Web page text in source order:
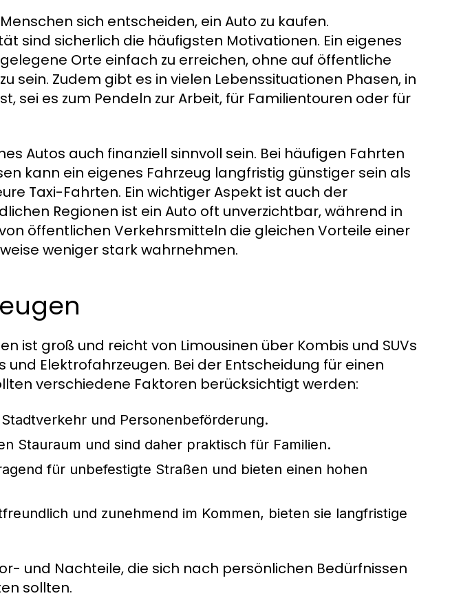
sich entscheiden, ein Auto zu kaufen.
sind sicherlich die häufigsten Motivationen. Ein eigenes
Orte einfach zu erreichen, ohne auf öffentliche
sein. Zudem gibt es in vielen Lebenssituationen Phasen, in
sei es zum Pendeln zur Arbeit, für Familientouren oder für
Autos auch finanziell sinnvoll sein. Bei häufigen Fahrten
kann ein eigenes Fahrzeug langfristig günstiger sein als
Taxi-Fahrten. Ein wichtiger Aspekt ist auch der
Regionen ist ein Auto oft unverzichtbar, während in
öffentlichen Verkehrsmitteln die gleichen Vorteile einer
weniger stark wahrnehmen.
ist groß und reicht von Limousinen über Kombis und SUVs
und Elektrofahrzeugen. Bei der Entscheidung für einen
verschiedene Faktoren berücksichtigt werden:
und Personenbeförderung.
Stauraum und sind daher praktisch für Familien.
für unbefestigte Straßen und bieten einen hohen
und zunehmend im Kommen, bieten sie langfristige
und Nachteile, die sich nach persönlichen Bedürfnissen
sollten.